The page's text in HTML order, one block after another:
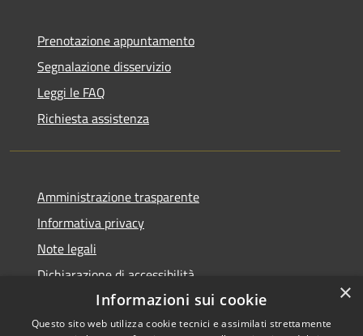
Prenotazione appuntamento
Segnalazione disservizio
Leggi le FAQ
Richiesta assistenza
Amministrazione trasparente
Informativa privacy
Note legali
Dichiarazione di accessibilità
×
Informazioni sui cookie
Questo sito web utilizza cookie tecnici e assimilati strettamente